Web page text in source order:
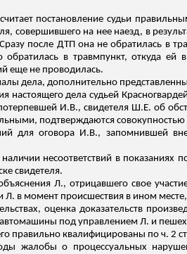
постановление судьи
совершившего на нее наезд, в
после ДТП она не обратилась в
обратилась в травмпункт, откуда ей
еще не проводилась.
дела, дополнительно
настоящего дела судьей
И.В., свидетеля Ш.Е. об
подтверждаются совокупностью
для оговора И.В., запомнившей
несоответствий в показаниях
свидетеля.
Л., отрицавшего свое
Л. в момент происшествия в ином
оценка доказательств пр
под управлением Л. и
правильно квалифицированы по ч. 2
жалобы о процессуальных